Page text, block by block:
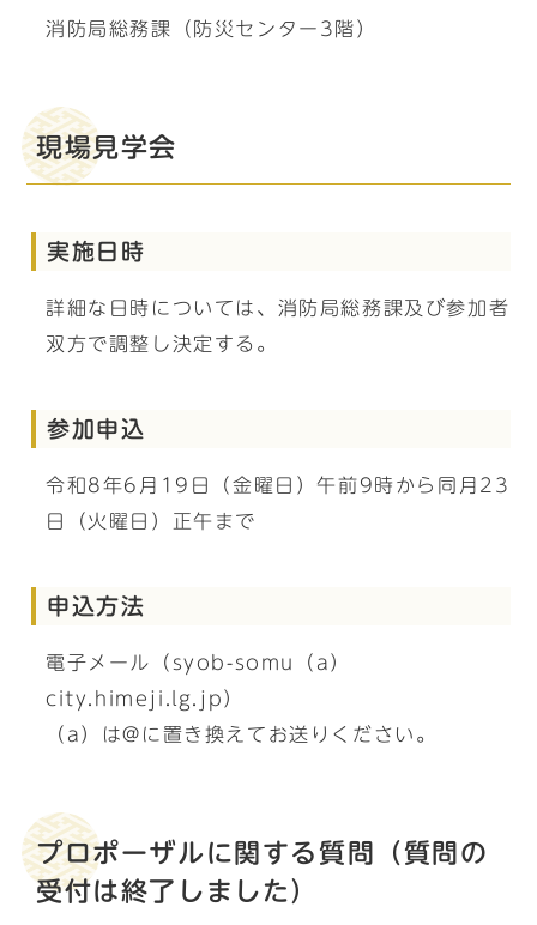
消防局総務課（防災センター3階）
現場見学会
実施日時
詳細な日時については、消防局総務課及び参加者
双方で調整し決定する。
参加申込
令和8年6月19日（金曜日）午前9時から同月23
日（火曜日）正午まで
申込方法
電子メール（syob-somu（a）
city.himeji.lg.jp）
（a）は@に置き換えてお送りください。
プロポーザルに関する質問（質問の
受付は終了しました）